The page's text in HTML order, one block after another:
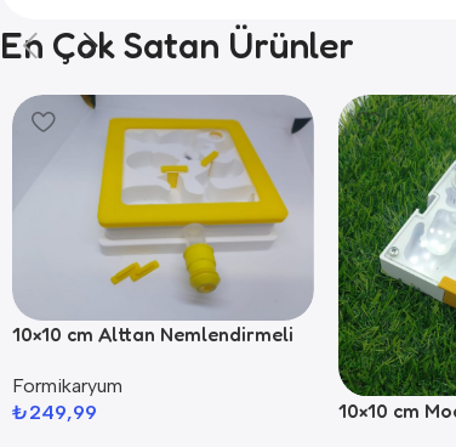
En Çok Satan Ürünler
10×10 cm Alttan Nemlendirmeli
Formikaryum
₺249,99 10×10 cm